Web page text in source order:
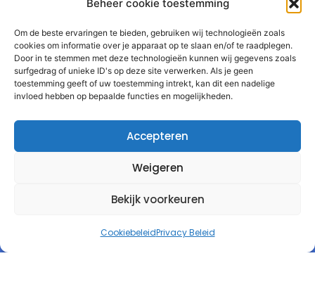
Beheer cookie toestemming
Om de beste ervaringen te bieden, gebruiken wij technologieën zoals
cookies om informatie over je apparaat op te slaan en/of te raadplegen.
Door in te stemmen met deze technologieën kunnen wij gegevens zoals
surfgedrag of unieke ID's op deze site verwerken. Als je geen
toestemming geeft of uw toestemming intrekt, kan dit een nadelige
invloed hebben op bepaalde functies en mogelijkheden.
Accepteren
Weigeren
Bekijk voorkeuren
CookiebeleidPrivacy Beleid